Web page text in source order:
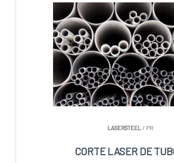
LASERSTEEL/ PR
CORTE LASER DE